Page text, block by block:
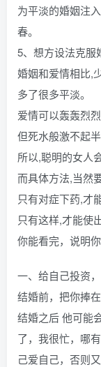
为平淡的婚姻注
春。
5、想方设法克服
婚姻和爱情相比
多了很多平淡。
爱情可以轰轰烈
但死水般激不起
所以,聪明的女人
而具体方法,当然
只有对症下药,才
只有这样,才能使
你能看完，说明
一、给自己投资
结婚前，把你捧
结婚之后 他可能
了，我很忙，哪
己爱自己，否则